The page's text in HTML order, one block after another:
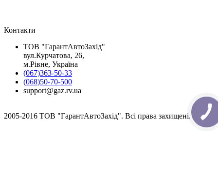
Контакти
ТОВ "ГарантАвтоЗахід"
вул.Курчатова, 26,
м.Рівне, Україна
(067)363-50-33
(068)50-70-500
support@gaz.rv.ua
2005-2016 ТОВ "ГарантАвтоЗахід". Всі права захищені.